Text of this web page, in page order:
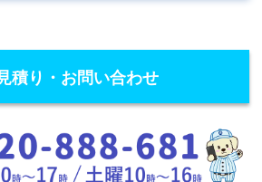
積り・お問い合わせ